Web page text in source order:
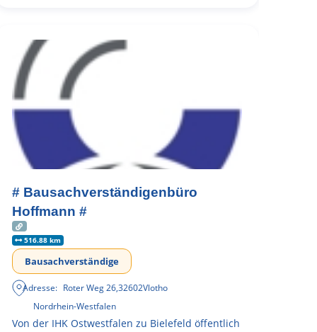
# Bausachverständigenbüro
Hoffmann #
516.88 km
Bausachverständige
Adresse: Roter Weg 26,32602Vlotho
Nordrhein-Westfalen
Von der IHK Ostwestfalen zu Bielefeld öffentlich